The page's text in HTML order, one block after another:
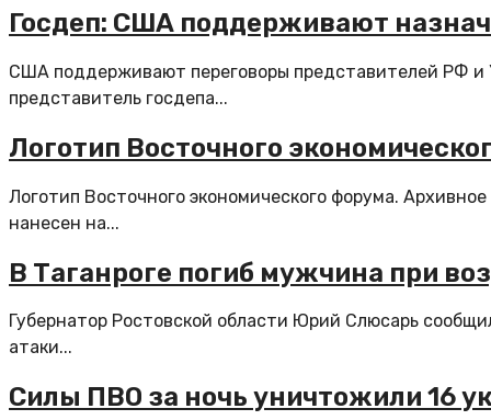
Госдеп: США поддерживают
США поддерживают переговоры представителей РФ и
представитель госдепа...
Логотип Восточного
Логотип Восточного экономического форума.
нанесен на...
В Таганроге погиб мужчина при
Губернатор Ростовской области Юрий Слюсарь
атаки...
Силы ПВО за ночь уничтожили 16